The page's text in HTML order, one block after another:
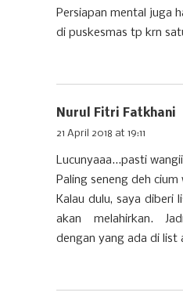
Persiapan mental juga
di puskesmas tp krn
Nurul Fitri Fatkhani
21 April 2018 at 19:11
Lucunyaaa...pasti
Paling seneng deh
Kalau dulu, saya diberi
akan melahirkan.
dengan yang ada di list